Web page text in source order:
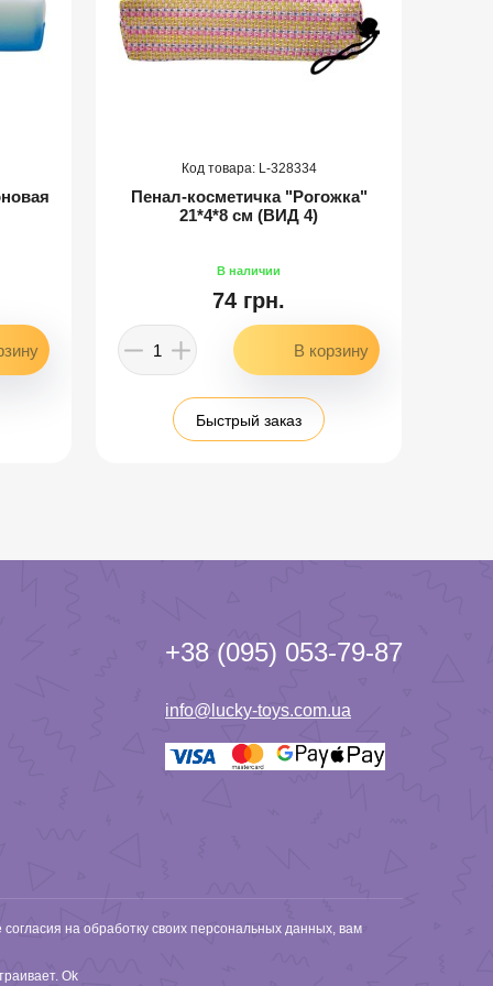
328334
Пенал-косметичка "Рогожка"
21*4*8 см (ВИД 4)
74 грн.
Быстрый заказ
+38 (095) 053-79-87
info@lucky-toys.com.ua
на обработку своих персональных данных, вам
Ok